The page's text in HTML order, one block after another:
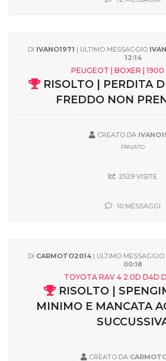
DI IVANO1971 | ULTIMO MESSAGGIO
12:14
PEUGEOT | BOXER | 1900
RISOLTO | PERDITA
FREDDO NON
CREATO DA
PRIVATO
2529 VISITE
10 MESSAGGI
DI CARMOTO2014 | ULTIMO MESSAGGIO
00:18
TOYOTA RAV 4 2.0D D4D
RISOLTO |
MINIMO E MANCATA
CREATO DA